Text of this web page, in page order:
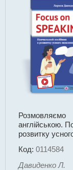
Розмовляємо
англійською.
розвитку
З
додатком.
Код: 0114584
Давиденко Л.